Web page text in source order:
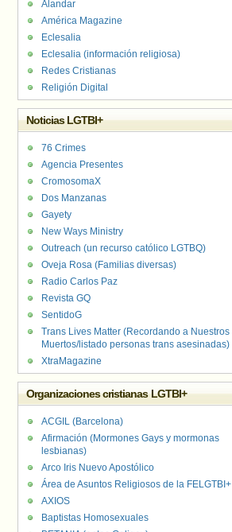
Alandar
América Magazine
Eclesalia
Eclesalia (información religiosa)
Redes Cristianas
Religión Digital
Noticias LGTBI+
76 Crimes
Agencia Presentes
CromosomaX
Dos Manzanas
Gayety
New Ways Ministry
Outreach (un recurso católico LGTBQ)
Oveja Rosa (Familias diversas)
Radio Carlos Paz
Revista GQ
SentidoG
Trans Lives Matter (Recordando a Nuestros
Muertos/listado personas trans asesinadas)
XtraMagazine
Organizaciones cristianas LGTBI+
ACGIL (Barcelona)
Afirmación (Mormones Gays y mormonas
lesbianas)
Arco Iris Nuevo Apostólico
Área de Asuntos Religiosos de la FELGTBI+
AXIOS
Baptistas Homosexuales